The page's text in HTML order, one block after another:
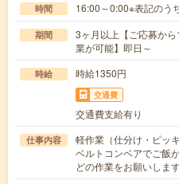
時間 16:00～0:00※表記のう
期間
3ヶ月以上【ご応募か
業が可能】即日～
時給 時給1350円
交通費
交通費支給有り
仕事内容
軽作業（仕分け・ピッ
ベルトコンベアでご飯
どの作業をお願いしま